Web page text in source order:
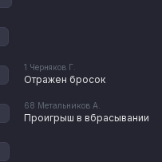
1 Черняков Г.
Отражен бросок
68 Метальников А.
Проигрыш в вбрасывании